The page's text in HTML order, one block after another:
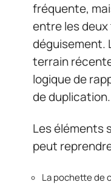
fréquente,
entre les
déguisement.
terrain
logique de
de duplication.
Les éléments
peut
La pochette de